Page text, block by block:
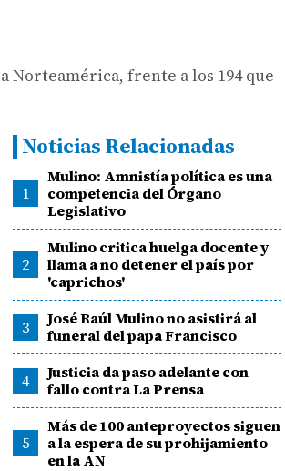
Norteamérica, frente a los 194 que
Noticias Relacionadas
1
Mulino: Amnistía política es una
competencia del Órgano
Legislativo
2
Mulino critica huelga docente y
llama a no detener el país por
'caprichos'
3
José Raúl Mulino no asistirá al
funeral del papa Francisco
4
Justicia da paso adelante con
fallo contra La Prensa
5
Más de 100 anteproyectos siguen
a la espera de su prohijamiento
en la AN